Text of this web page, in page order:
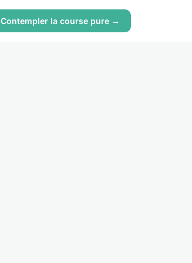
Contempler la course pure →